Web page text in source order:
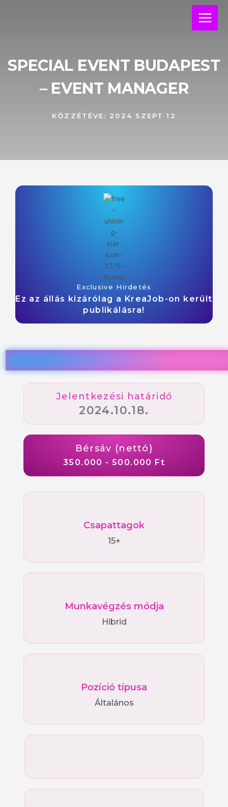
Main
Menu
SPECIAL EVENT BUDAPEST
– EVENT MANAGER
KÖZZÉTÉVE: 2024 SZEPT 12
Exclusive Hirdetés
Ez az állás kizárólag a KreaJob-on került
publikálásra!
Jelentkezési határidő
2024.10.18.
Bérsáv (nettó)
350.000 - 500.000 Ft
Csapattagok
15+
Munkavégzés módja
Hibrid
Pozíció típusa
Általános